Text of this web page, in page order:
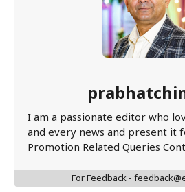
I am a passionate editor who
and every news and present it
Promotion Related Queries
For Feedback -